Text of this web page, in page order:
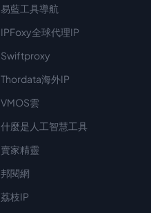
易藍工具導航
IPFoxy全球代理IP
Swiftproxy
Thordata海外IP
VMOS雲
什麼是人工智慧工具
賣家精靈
邦閱網
荔枝IP